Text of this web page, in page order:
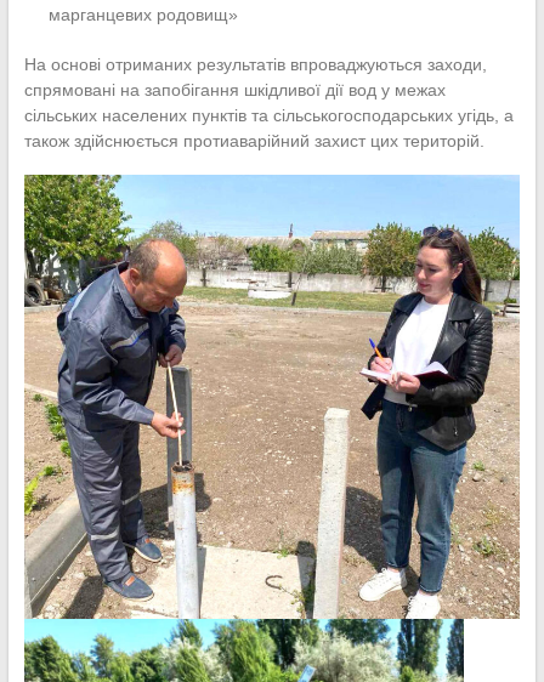
марганцевих родовищ»
На основі отриманих результатів впроваджуються заходи,
спрямовані на запобігання шкідливої дії вод у межах
сільських населених пунктів та сільськогосподарських угідь, а
також здійснюється протиаварійний захист цих територій.